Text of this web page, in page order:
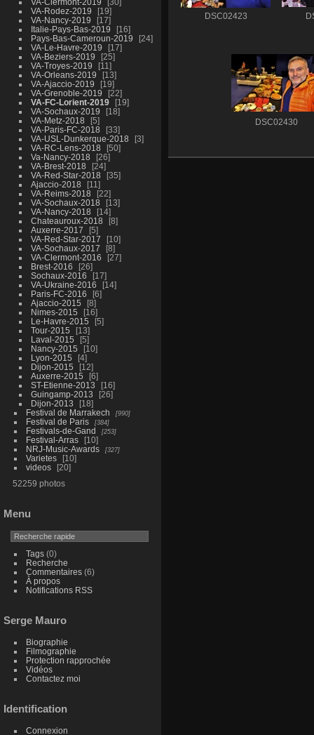
VA-Clermont-2019
30
VA-Rodez-2019
19
VA-Nancy-2019
17
Italie-Pays-Bas-2019
16
Pays-Bas-Cameroun-2019
24
VA-Le-Havre-2019
17
VA-Beziers-2019
25
VA-Troyes-2019
11
VA-Orleans-2019
13
VA-Ajaccio-2019
19
VA-Grenoble-2019
22
VA-FC-Lorient-2019
19
VA-Sochaux-2019
18
VA-Metz-2018
5
VA-Paris-FC-2018
33
VA-USL-Dunkerque-2018
3
VA-RC-Lens-2018
50
Va-Nancy-2018
26
VA-Brest-2018
24
VA-Red-Star-2018
35
Ajaccio-2018
11
VA-Reims-2018
22
VA-Sochaux-2018
13
VA-Nancy-2018
14
Chateauroux-2018
8
Auxerre-2017
5
VA-Red-Star-2017
10
VA-Sochaux-2017
8
VA-Clermont-2016
27
Brest-2016
26
Sochaux-2016
17
VA-Ukraine-2016
14
Paris-FC-2016
6
Ajaccio-2015
8
Nimes-2015
16
Le-Havre-2015
5
Tour-2015
13
Laval-2015
5
Nancy-2015
10
Lyon-2015
4
Dijon-2015
12
Auxerre-2015
6
ST-Etienne-2013
16
Guingamp-2013
26
Dijon-2013
18
Festival de Marrakech
990
Festival de Paris 384
Festivals-de-Gand 253
Festival-Arras
10
NRJ-Music-Awards
327
Varietes
10
videos
20
52259 photos
Menu
Tags(0)
Recherche
Commentaires(6)
À propos
Notifications RSS
Serge Mauro
Biographie
Filmographie
Protection rapprochée
Vidéos
Contactez moi
Identification
Connexion
DSC02423
DSC02430